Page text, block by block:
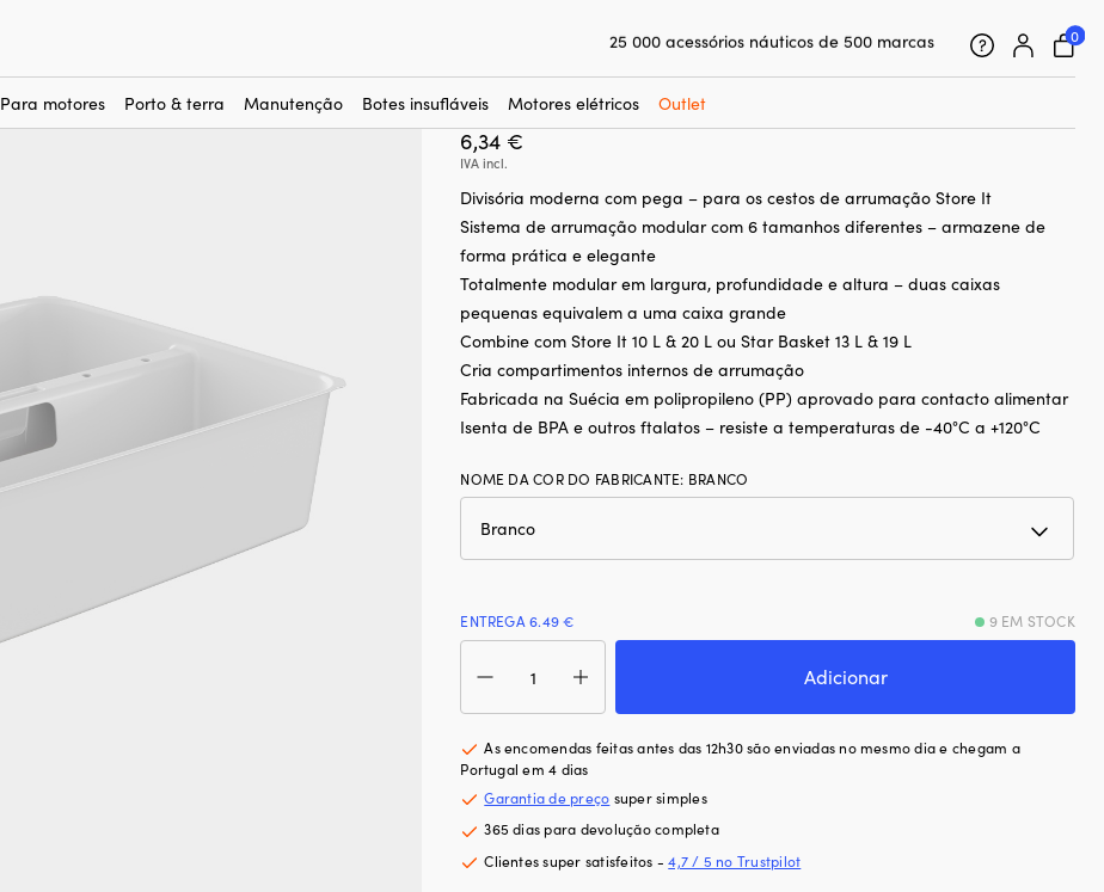
25 000 acessórios náuticos de 500 marcas
0
Para motores Porto & terra Manutenção Botes insufláveis Motores elétricos Outlet
Divisória para cesto/caixa Nordiska Plast Store
It, branca, 345 x 265 x 90 mm
6,34 €
IVA incl.
Divisória moderna com pega – para os cestos de arrumação Store It
Sistema de arrumação modular com 6 tamanhos diferentes – armazene de
forma prática e elegante
Totalmente modular em largura, profundidade e altura – duas caixas
pequenas equivalem a uma caixa grande
Combine com Store It 10 L & 20 L ou Star Basket 13 L & 19 L
Cria compartimentos internos de arrumação
Fabricada na Suécia em polipropileno (PP) aprovado para contacto alimentar
Isenta de BPA e outros ftalatos – resiste a temperaturas de -40°C a +120°C
NOME DA COR DO FABRICANTE: BRANCO
ENTREGA 6.49 € 9 EM STOCK
Quantidade
de
para
cesto/caixa
Nordiska
Plast
Store
It,
branca,
345
Adicionar
As encomendas feitas antes das 12h30 são enviadas no mesmo dia e chegam a
Portugal em 4 dias
Garantia de preço super simples
365 dias para devolução completa
Clientes super satisfeitos -4,7 / 5 no Trustpilot